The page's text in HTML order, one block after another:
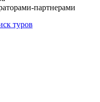
партнерами
туров